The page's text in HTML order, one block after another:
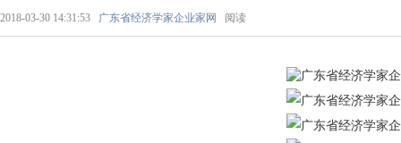
2018-03-30 14:31:53 广东省经济学家企业家网 阅读